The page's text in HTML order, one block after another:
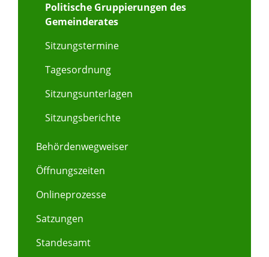
Politische Gruppierungen des
Gemeinderates
Sitzungstermine
Tagesordnung
Sitzungsunterlagen
Sitzungsberichte
Behördenwegweiser
Öffnungszeiten
Onlineprozesse
Satzungen
Standesamt